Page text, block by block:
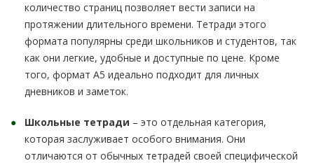
количество страниц позволяет вести записи на
протяжении длительного времени. Тетради этого
формата популярны среди школьников и студентов, так
как они легкие, удобные и доступные по цене. Кроме
того, формат А5 идеально подходит для личных
дневников и заметок.
Школьные тетради – это отдельная категория,
которая заслуживает особого внимания. Они
отличаются от обычных тетрадей своей специфической